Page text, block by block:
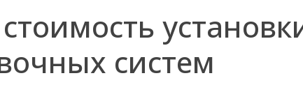
систем